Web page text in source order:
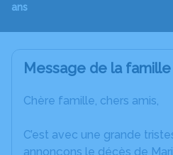
ans
Message de la famille
Chère famille, chers amis,
C’est avec une grande
annonçons le décès de